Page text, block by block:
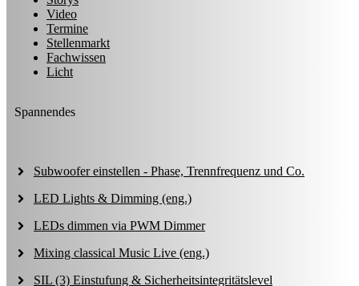
Video
Termine
Stellenmarkt
Fachwissen
Licht
Spannendes
Subwoofer einstellen - Phase, Trennfrequenz und Co.
LED Lights & Dimming (eng.)
LEDs dimmen via PWM Dimmer
Mixing classical Music Live (eng.)
SIL (3) Einstufung & Sicherheitsintegritätslevel